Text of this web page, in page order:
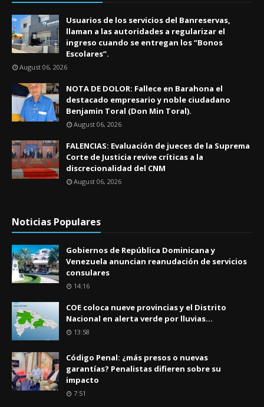
Usuarios de los servicios del Banreservas,
llaman a las autoridades a regularizar el
ingreso cuando se entregan los “Bonos
Escolares”.
August 06, 2026
NOTA DE DOLOR: Fallece en Barahona el
destacado empresario y noble ciudadano
Benjamin Toral (Don Min Toral).
August 06, 2026
FALENCIAS: Evaluación de jueces de la Suprema
Corte de Justicia revive críticas a la
discrecionalidad del CNM
August 06, 2026
Noticias Populares
Gobiernos de República Dominicana y
Venezuela anuncian reanudación de servicios
consulares
14:16
COE coloca nueve provincias y el Distrito
Nacional en alerta verde por lluvias...
13:58
Código Penal: ¿más presos o nuevas
garantías? Penalistas difieren sobre su
impacto
7:51